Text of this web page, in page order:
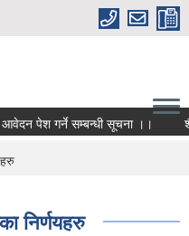
आवेदन पेश गर्ने सम्बन्धी सूचना ।।
निर्णयहरु